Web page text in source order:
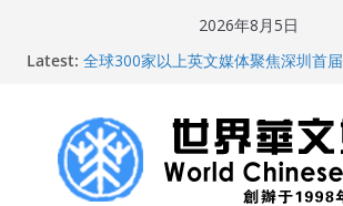
2026年8月5日
Latest:
纽约州拟率先立法规范AI“隐形爬虫”
烈讨论
世界华文大众传播媒体协会公开声明
从一杯沉香叶茶到一缕海南天香：加
海南沉香文化考察纪行
全球新闻业正面临“代际脱钩”